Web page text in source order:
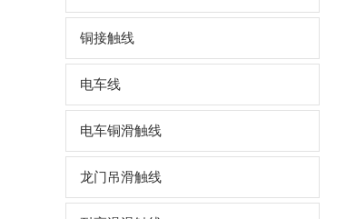
铜接触线
电车线
电车铜滑触线
龙门吊滑触线